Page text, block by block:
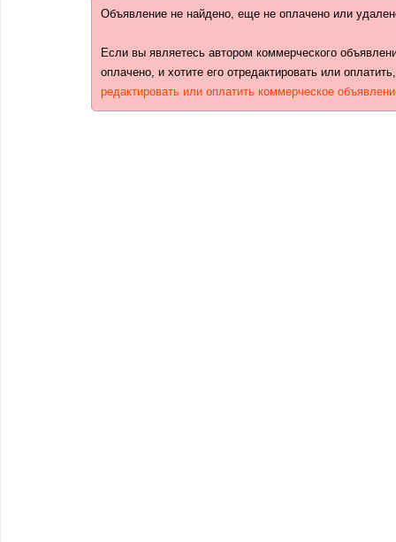
Объявление не найдено, еще не оплачено или
Если вы являетесь автором коммерческого
оплачено, и хотите его отредактировать или
редактировать или оплатить коммерческое